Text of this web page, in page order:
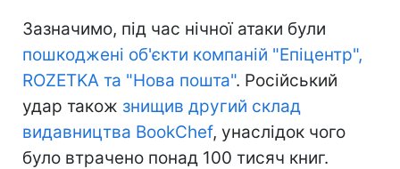
Зазначимо, під час нічної атаки були
пошкоджені об'єкти компаній "Епіцентр",
ROZETKA та "Нова пошта". Російський
удар також знищив другий склад
видавництва BookChef, унаслідок чого
було втрачено понад 100 тисяч книг.